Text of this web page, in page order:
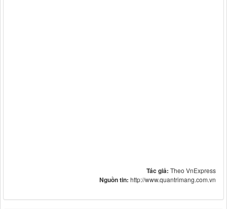
Tác giả: Theo VnExpress
Nguồn tin: http://www.quantrimang.com.vn